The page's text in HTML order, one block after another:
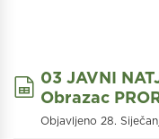
spreadsheet
03 JAVNI
Obrazac
Objavljeno 28.